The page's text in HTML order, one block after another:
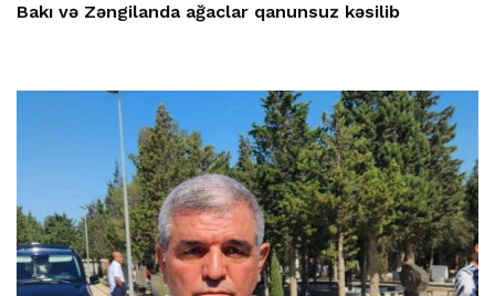
Bakı və Zəngilanda ağaclar qanunsuz kəsilib